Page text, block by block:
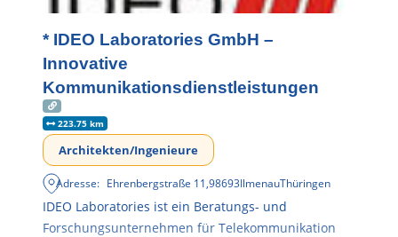
* IDEO Laboratories GmbH –
Innovative
Kommunikationsdienstleistungen
223.75 km
Architekten/Ingenieure
Adresse: Ehrenbergstraße 11,98693IlmenauThüringen
IDEO Laboratories ist ein Beratungs- und
Forschungsunternehmen für Telekommunikation